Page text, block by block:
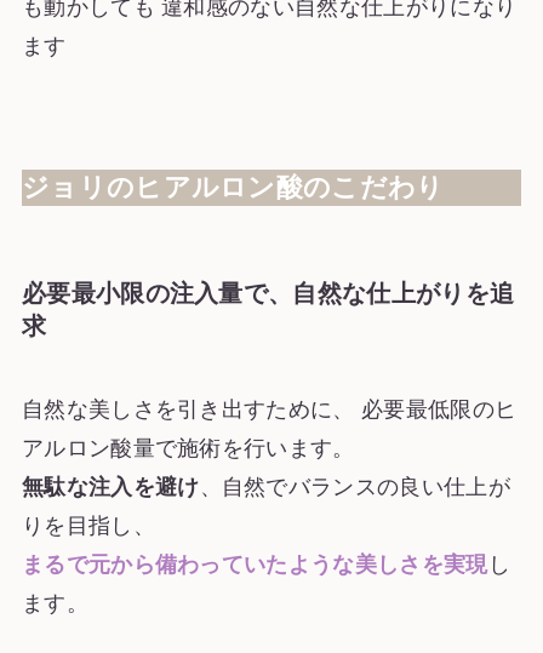
も動かしても 違和感のない自然な仕上がりになり
ます
ジョリのヒアルロン酸のこだわり
必要最小限の注入量で、自然な仕上がりを追
求
自然な美しさを引き出すために、 必要最低限のヒ
アルロン酸量で施術を行います。
無駄な注入を避け、自然でバランスの良い仕上が
りを目指し、
まるで元から備わっていたような美しさを実現し
ます。